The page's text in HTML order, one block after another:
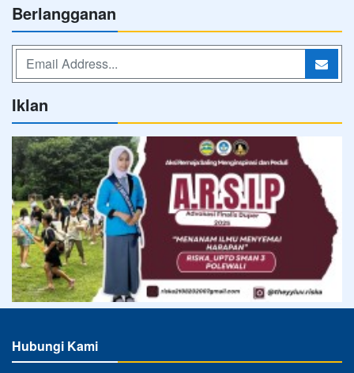
Berlangganan
Iklan
Hubungi Kami